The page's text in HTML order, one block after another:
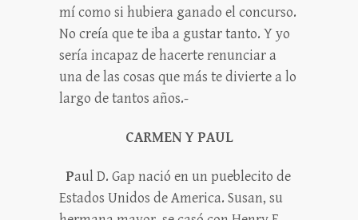
mí como si hubiera ganado el concurso.
No creía que te iba a gustar tanto. Y yo
sería incapaz de hacerte renunciar a
una de las cosas que más te divierte a lo
largo de tantos años.-
CARMEN Y PAUL
Paul D. Gap nació en un pueblecito de
Estados Unidos de America. Susan, su